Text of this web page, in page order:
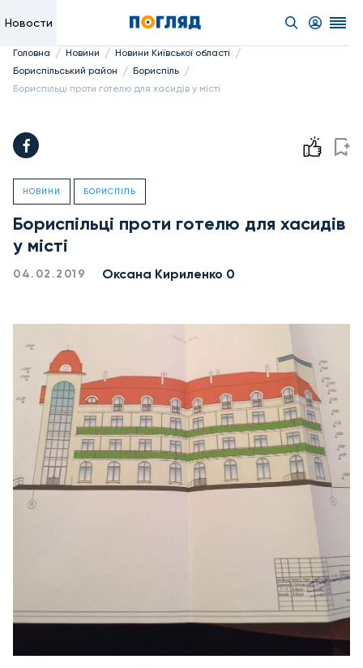
Новости
Головна / Новини / Новини Київської області /
Бориспільський район / Бориспіль /
Бориспільці проти готелю для хасидів у місті
НОВИНИ БОРИСПІЛЬ
Бориспільці проти готелю для хасидів
у місті
04.02.2019 Оксана Кириленко 0